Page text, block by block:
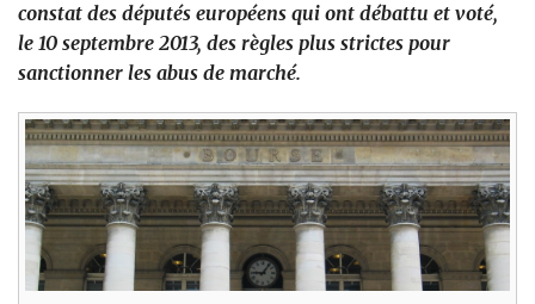
constat des députés européens qui ont débattu et voté,
le 10 septembre 2013, des règles plus strictes pour
sanctionner les abus de marché.